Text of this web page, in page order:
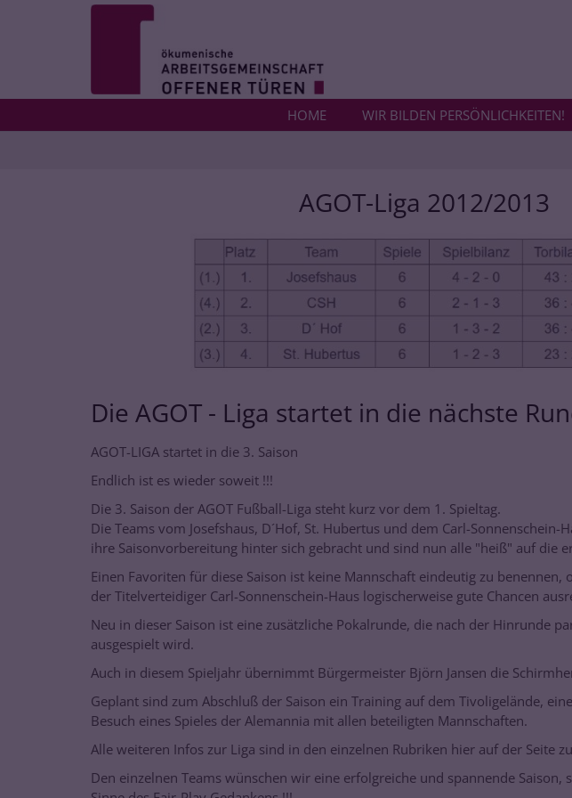
Zum Inhalt springen
HOME WIR BILDEN PERSÖNLICHKEITEN!
AGOT-Liga 2012/2013
Die AGOT - Liga startet in die nächste
AGOT-LIGA startet in die 3. Saison
Endlich ist es wieder soweit !!!
Die 3. Saison der AGOT Fußball-Liga steht kurz vor dem 1. Spieltag.
Die Teams vom Josefshaus, D´Hof, St. Hubertus und dem Carl-Sonnenschein-
ihre Saisonvorbereitung hinter sich gebracht und sind nun alle "heiß" auf die
Einen Favoriten für diese Saison ist keine Mannschaft eindeutig zu benennen,
der Titelverteidiger Carl-Sonnenschein-Haus logischerweise gute Chancen
Neu in dieser Saison ist eine zusätzliche Pokalrunde, die nach der Hinrunde
ausgespielt wird.
Auch in diesem Spieljahr übernimmt Bürgermeister Björn Jansen die
Geplant sind zum Abschluß der Saison ein Training auf dem Tivoligelände,
Besuch eines Spieles der Alemannia mit allen beteiligten Mannschaften.
Alle weiteren Infos zur Liga sind in den einzelnen Rubriken hier auf der Seite
Den einzelnen Teams wünschen wir eine erfolgreiche und spannende Saison,